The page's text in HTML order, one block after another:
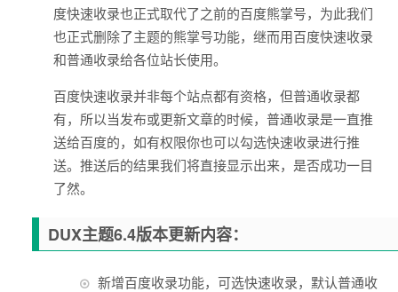
度快速收录也正式取代了之前的百度熊掌号，为此我们
也正式删除了主题的熊掌号功能，继而用百度快速收录
和普通收录给各位站长使用。
百度快速收录并非每个站点都有资格，但普通收录都
有，所以当发布或更新文章的时候，普通收录是一直推
送给百度的，如有权限你也可以勾选快速收录进行推
送。推送后的结果我们将直接显示出来，是否成功一目
了然。
DUX主题6.4版本更新内容：
新增百度收录功能，可选快速收录，默认普通收